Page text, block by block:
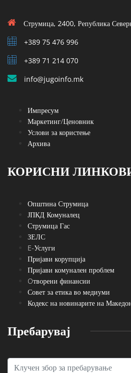
Струмица, 2400, Република
+389 75 476 996
+389 71 214 070
info@jugoinfo.mk
Импресум
Маркетинг/Ценовник
Услови за користење
Архива
КОРИСНИ
Општина Струмица
ЈПКД Комуналец
Струмица Гас
ЗЕЛС
E-Услуги
Пријави корупција
Пријави комунален проблем
Oтворени финансии
Совет за етика во медиуми
Кодекс на новинарите на
Пребарувај